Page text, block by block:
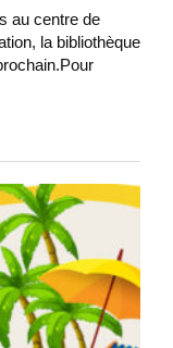
au centre de
la bibliothèque